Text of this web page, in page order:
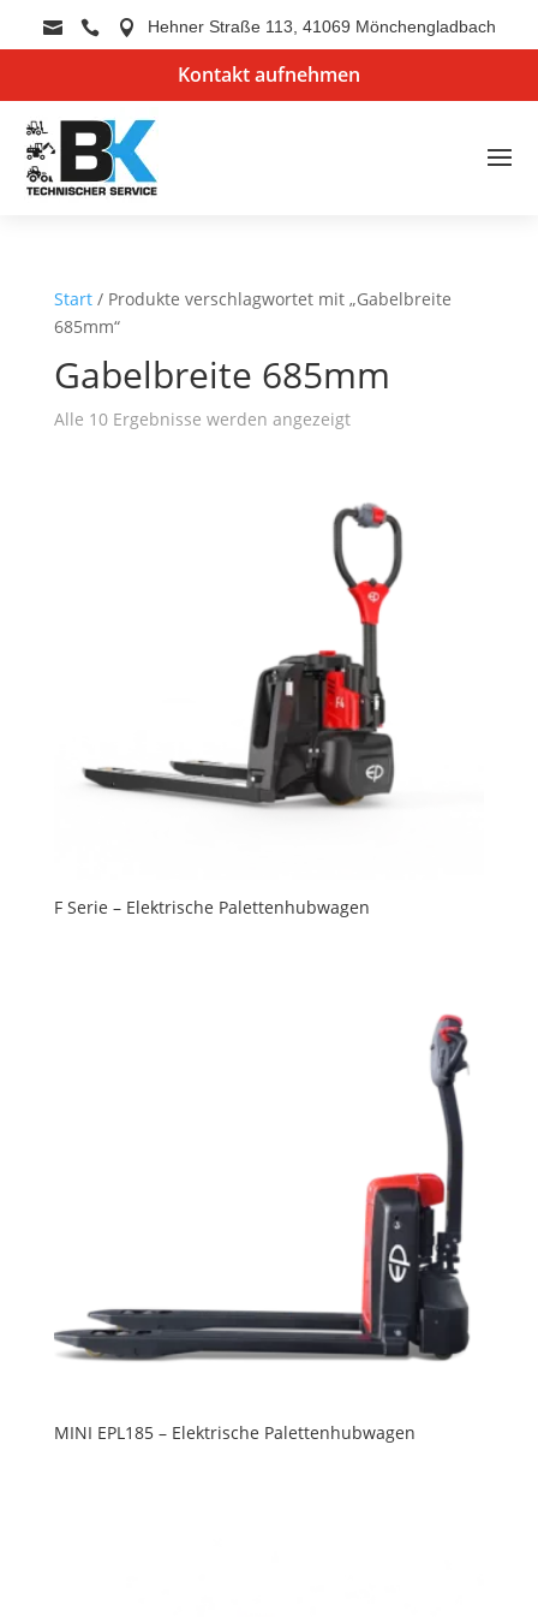
   Hehner Straße 113, 41069 Mönchengladbach
Kontakt aufnehmen
Start/ Produkte verschlagwortet mit „Gabelbreite
685mm“
Gabelbreite 685mm
Alle 10 Ergebnisse werden angezeigt
F Serie – Elektrische Palettenhubwagen
MINI EPL185 – Elektrische Palettenhubwagen